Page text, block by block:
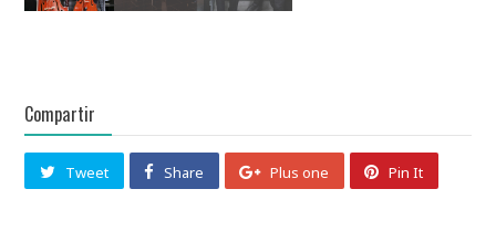
Compartir
Tweet Share Plus one Pin It